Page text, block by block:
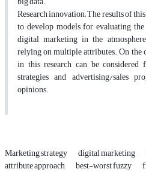
Research innovation; The results of
to develop models for evaluating
digital marketing in the
relying on multiple attributes. On the
in this research can be
strategies and advertising/sales
opinions.
Marketing strategy digital marketing
attribute approach best-worst fuzzy